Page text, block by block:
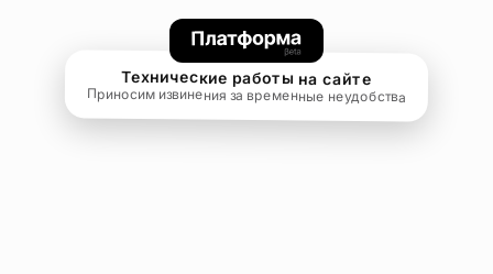
Технические работы на сайте
Приносим извинения за временные неудобства